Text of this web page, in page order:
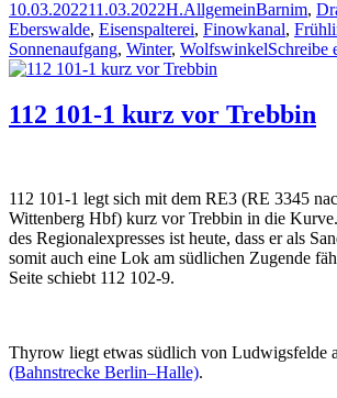
Veröffentlicht
am
10.03.202211.03.2022Autor
H.Kategorien
AllgemeinBarnim,
Eberswalde, Eisenspalterei, Finowkanal,
Sonnenaufgang, Winter, WolfswinkelSchreibe
112 101-1 kurz vor Trebbin
112 101-1 legt sich mit dem RE3 (RE 3345
Wittenberg Hbf) kurz vor Trebbin in die
des Regionalexpresses ist heute, dass er als
somit auch eine Lok am südlichen Zugende
Seite schiebt 112 102-9.
Thyrow liegt etwas südlich von Ludwigsfelde
(Bahnstrecke Berlin–Halle).